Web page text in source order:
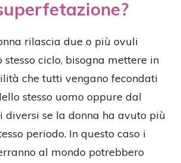
rilascia due o più ovuli
stesso ciclo, bisogna mettere in
che tutti vengano fecondati
stesso uomo oppure dal
diversi se la donna ha avuto più
periodo. In questo caso i
al mondo potrebbero